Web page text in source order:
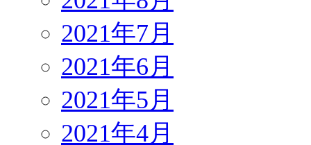
2021年7月
2021年6月
2021年5月
2021年4月